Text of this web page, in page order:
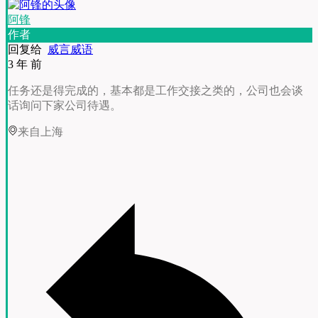
阿锋
作者
回复给 威言威语
3 年 前
任务还是得完成的，基本都是工作交接之类的，公司也会谈
话询问下家公司待遇。
来自上海